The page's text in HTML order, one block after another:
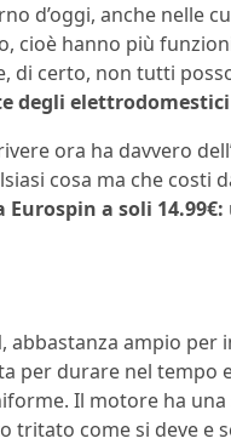
d’oggi, anche nelle
cioè hanno più
di certo, non tutti
degli
ora ha davvero
cosa ma che costi
a soli 14.99€:
, abbastanza ampio
per durare nel tempo
Il motore ha
tritato come si deve e